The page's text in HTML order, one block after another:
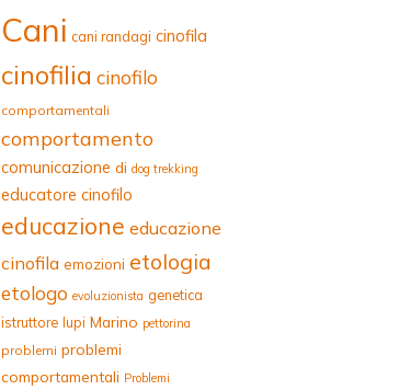
Cani cani randagi cinofila
cinofilia cinofilo
comportamentali
comportamento
comunicazione di dog trekking
educatore cinofilo
educazione educazione
cinofila emozioni etologia
etologo evoluzionista genetica
istruttore lupi Marino pettorina
problemi problemi
comportamentali Problemi